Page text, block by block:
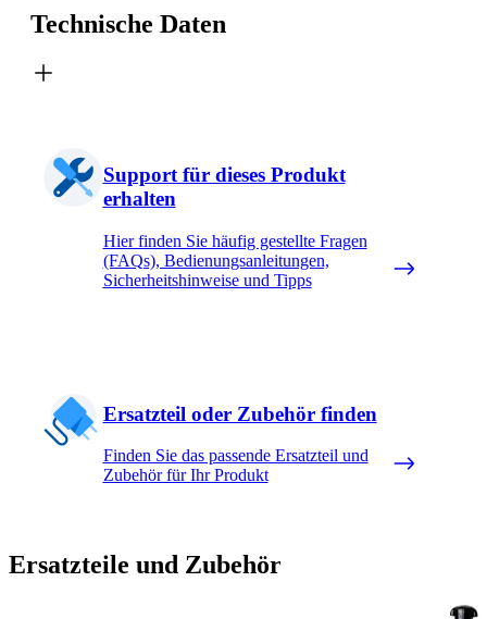
Technische Daten
Support für dieses Produkt
erhalten
Hier finden Sie häufig gestellte Fragen
(FAQs), Bedienungsanleitungen,
Sicherheitshinweise und Tipps
Ersatzteil oder Zubehör finden
Finden Sie das passende Ersatzteil und
Zubehör für Ihr Produkt
Ersatzteile und Zubehör